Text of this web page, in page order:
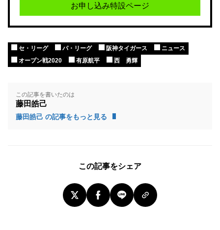
お申し込み特設ページ
セ・リーグ パ・リーグ 阪神タイガース
ニュース
オープン戦2020
有原航平 西 勇輝
この記事を書いたのは
藤田皓己
藤田皓己 の記事をもっと見る
この記事をシェア